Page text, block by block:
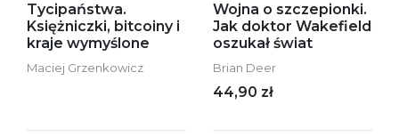
Tycipaństwa.
Księżniczki, bitcoiny i
kraje wymyślone
Maciej Grzenkowicz
Wojna o szczepionki.
Jak doktor Wakefield
oszukał świat
Brian Deer
44,90 zł